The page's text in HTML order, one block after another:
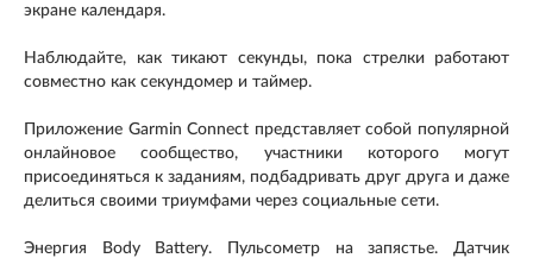
экране календаря.
Наблюдайте, как тикают секунды, пока стрелки работают
совместно как секундомер и таймер.
Приложение Garmin Connect представляет собой популярной
онлайновое сообщество, участники которого могут
присоединяться к заданиям, подбадривать друг друга и даже
делиться своими триумфами через социальные сети.
Энергия Body Battery. Пульсометр на запястье. Датчик